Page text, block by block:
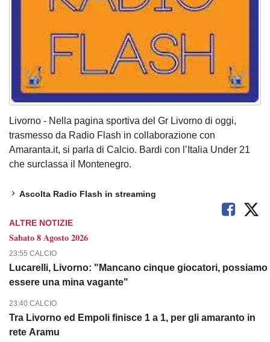
Livorno - Nella pagina sportiva del Gr Livorno di oggi,
trasmesso da Radio Flash in collaborazione con
Amaranta.it, si parla di Calcio. Bardi con l’Italia Under 21
che surclassa il Montenegro.
Ascolta Radio Flash in streaming
ALTRE NOTIZIE
Sabato 8 Agosto 2026
23:55 CALCIO
Lucarelli, Livorno: "Mancano cinque giocatori, possiamo
essere una mina vagante"
23:40 CALCIO
Tra Livorno ed Empoli finisce 1 a 1, per gli amaranto in
rete Aramu